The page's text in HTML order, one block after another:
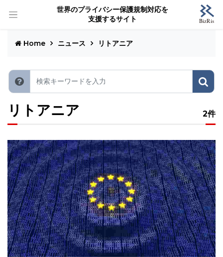
世界のプライバシー保護規制対応を
支援するサイト
Home ニュース リトアニア
リトアニア 2件